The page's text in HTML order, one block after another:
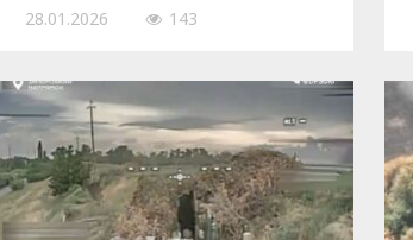
28.01.2026 143